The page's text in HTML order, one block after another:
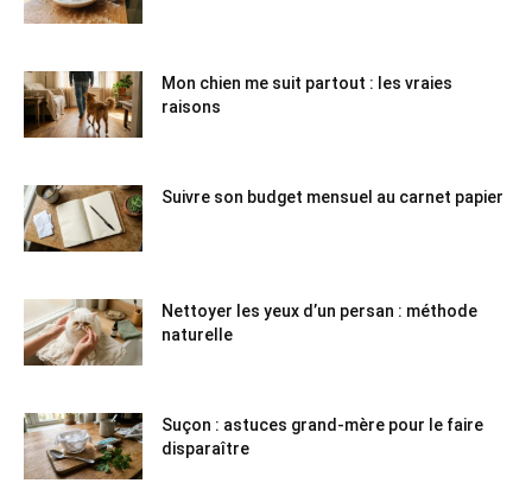
Mon chien me suit partout : les vraies
raisons
Suivre son budget mensuel au carnet papier
Nettoyer les yeux d’un persan : méthode
naturelle
Suçon : astuces grand-mère pour le faire
disparaître